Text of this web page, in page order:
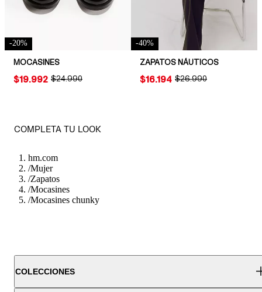
-20%
MOCASINES
ORIGINAL PRICE:
$24.990
PRICE:
$19.992
-40%
ZAPATOS NÁUTICOS
ORIGINAL PRICE:
$26.990
PRICE:
$16.194
COMPLETA TU LOOK
hm.com
/Mujer
/Zapatos
/Mocasines
/Mocasines chunky
COLECCIONES